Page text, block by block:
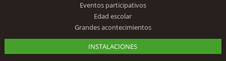
Eventos participativos
Edad escolar
Grandes acontecimientos
INSTALACIONES